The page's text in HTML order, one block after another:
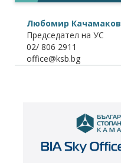
Любомир Качамаков
Председател на УС
02/ 806 2911